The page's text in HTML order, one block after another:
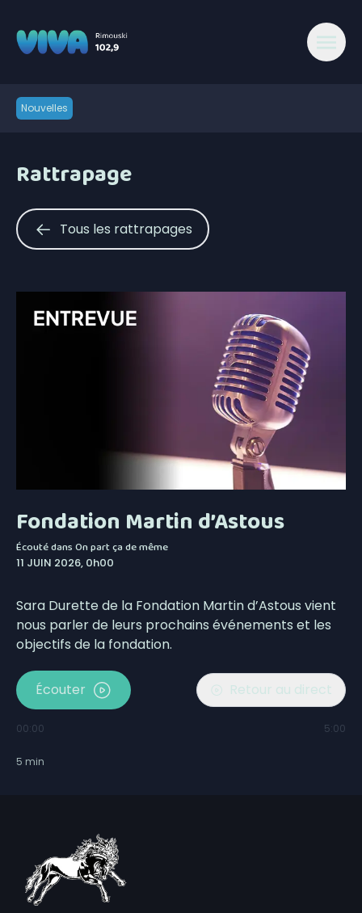
Nouvelles
Rattrapage
Tous les rattrapages
Fondation Martin d’Astous
Écouté dansOn part ça de même
11 JUIN 2026, 0h00
Sara Durette de la Fondation Martin d’Astous vient
nous parler de leurs prochains événements et les
objectifs de la fondation.
Écouter Retour au direct
00:00 5:00
5 min